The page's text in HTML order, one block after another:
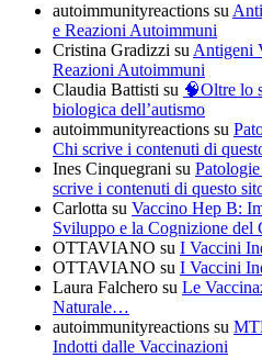
autoimmunityreactions su
e Reazioni Autoimmuni
Cristina Gradizzi su Antigeni
Reazioni Autoimmuni
Claudia Battisti su 🧠Oltre lo
biologica dell’autismo
autoimmunityreactions su
Chi scrive i contenuti di
Ines Cinquegrani su
scrive i contenuti di questo
Carlotta su Vaccino Hep B:
Sviluppo e la Cognizione del
OTTAVIANO su I Vaccini
OTTAVIANO su I Vaccini
Laura Falchero su Le
Naturale…
autoimmunityreactions su
Indotti dalle Vaccinazioni